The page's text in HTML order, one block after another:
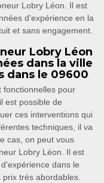
Lobry Léon. Il est
d'expérience en la
et sans engagement.
Lobry Léon
dans la ville
dans le 09600
fonctionnelles pour
est possible de
ces interventions qui
techniques, il va
cas, on peut vous
Lobry Léon. Il est
dans le
très abordables.